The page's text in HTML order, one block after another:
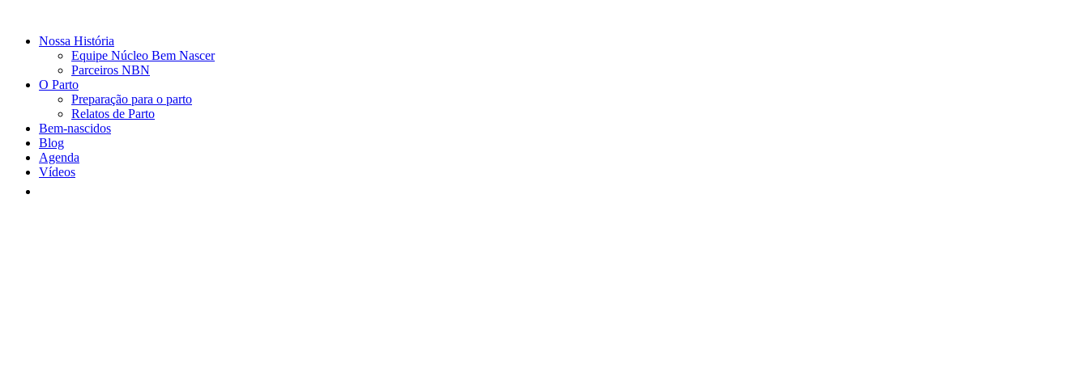
Nossa História
Equipe Núcleo Bem Nascer
Parceiros NBN
O Parto
Preparação para o parto
Relatos de Parto
Bem-nascidos
Blog
Agenda
Vídeos